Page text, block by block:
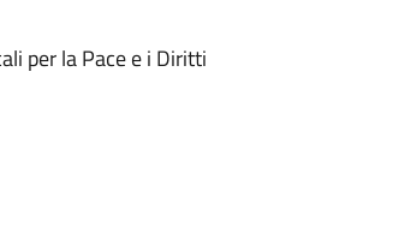
per la Pace e i Diritti